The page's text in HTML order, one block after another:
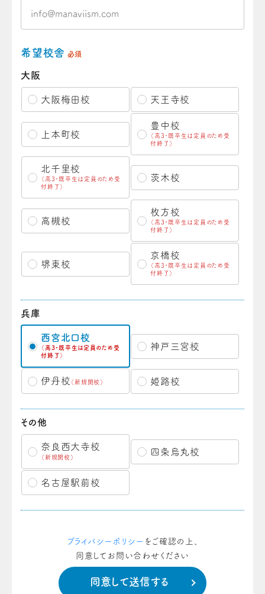
希望校舎 必須
大阪
大阪梅田校 天王寺校
上本町校
豊中校
（高3・既卒生は定員のため受
付終了）
北千里校
（高3・既卒生は定員のため受
付終了）
茨木校
高槻校
枚方校
（高3・既卒生は定員のため受
付終了）
堺東校
京橋校
（高3・既卒生は定員のため受
付終了）
兵庫
西宮北口校
（高3・既卒生は定員のため受
付終了）
神戸三宮校
伊丹校 （新規開校） 姫路校
その他
奈良西大寺校
（新規開校）
四条烏丸校
名古屋駅前校
プライバシーポリシー をご確認の上、
同意してお問い合わせください